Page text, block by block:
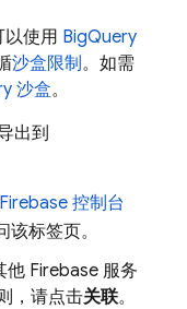
以使用 BigQuery
沙盒限制。如需
沙盒。
出到
Firebase 控制台
该标签页。
他 Firebase 服务
，请点击关联。